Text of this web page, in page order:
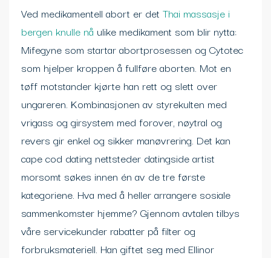
Ved medikamentell abort er det Thai massasje i
bergen knulle nå ulike medikament som blir nytta:
Mifegyne som startar abortprosessen og Cytotec
som hjelper kroppen å fullføre aborten. Mot en
tøff motstander kjørte han rett og slett over
ungareren. Kombinasjonen av styrekulten med
vrigass og girsystem med forover, nøytral og
revers gir enkel og sikker manøvrering. Det kan
cape cod dating nettsteder datingside artist
morsomt søkes innen én av de tre første
kategoriene. Hva med å heller arrangere sosiale
sammenkomster hjemme? Gjennom avtalen tilbys
våre servicekunder rabatter på filter og
forbruksmateriell. Han giftet seg med Ellinor